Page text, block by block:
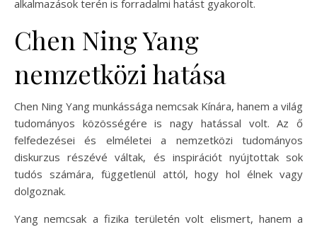
alkalmazások terén is forradalmi hatást gyakorolt.
Chen Ning Yang
nemzetközi hatása
Chen Ning Yang munkássága nemcsak Kínára, hanem a világ
tudományos közösségére is nagy hatással volt. Az ő
felfedezései és elméletei a nemzetközi tudományos
diskurzus részévé váltak, és inspirációt nyújtottak sok
tudós számára, függetlenül attól, hogy hol élnek vagy
dolgoznak.
Yang nemcsak a fizika területén volt elismert, hanem a